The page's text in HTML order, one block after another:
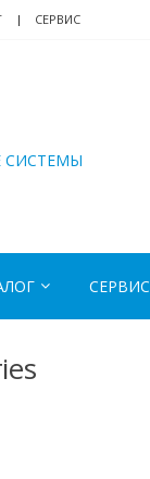
СЕРВИС
СИСТЕМЫ
СЕРВИС